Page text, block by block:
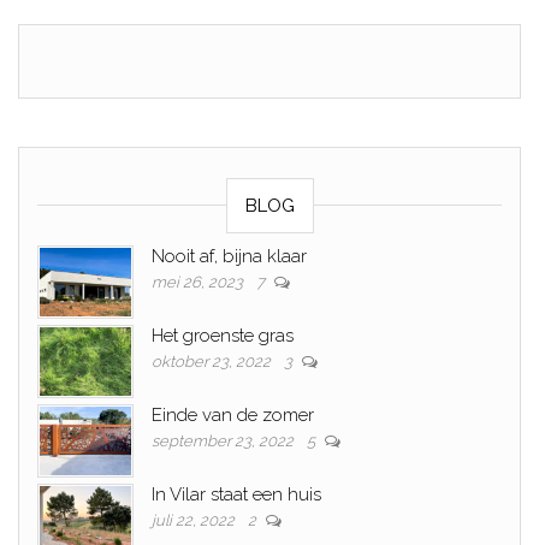
BLOG
Nooit af, bijna klaar
mei 26, 2023 7
Het groenste gras
oktober 23, 2022 3
Einde van de zomer
september 23, 2022 5
In Vilar staat een huis
juli 22, 2022 2